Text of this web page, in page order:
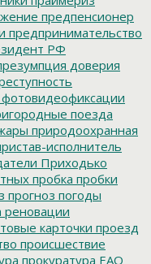
предпенсионер
предпринимательство
РФ
доверия
поезда
природоохранная
исполнитель
Приходько
пробка пробки
прогноз погоды
реновации
карточки проезд
происшествие
прокуратура ЕАО